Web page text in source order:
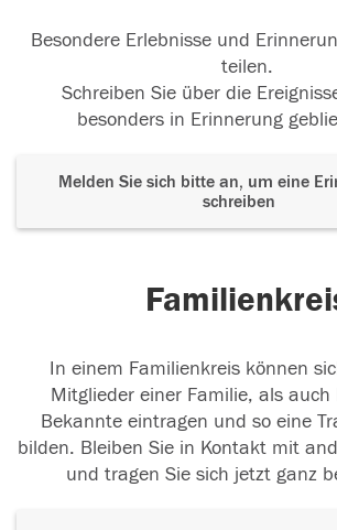
Besondere Erlebnisse und
teilen.
Schreiben Sie über die
besonders in Erinnerung
Melden Sie sich bitte an, um eine
schreiben
In einem Familienkreis können
Mitglieder einer Familie, als auch
Bekannte eintragen und so eine
bilden. Bleiben Sie in Kontakt mit
und tragen Sie sich jetzt ganz